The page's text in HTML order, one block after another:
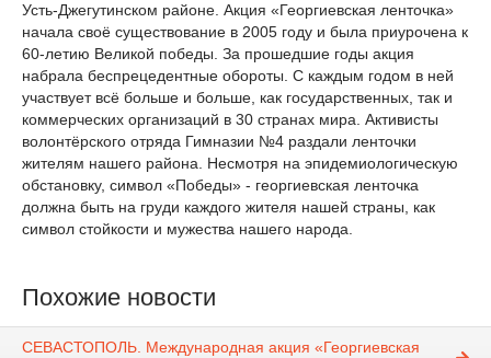
Усть-Джегутинском районе. Акция «Георгиевская ленточка»
начала своё существование в 2005 году и была приурочена к
60-летию Великой победы. За прошедшие годы акция
набрала беспрецедентные обороты. С каждым годом в ней
участвует всё больше и больше, как государственных, так и
коммерческих организаций в 30 странах мира. Активисты
волонтёрского отряда Гимназии №4 раздали ленточки
жителям нашего района. Несмотря на эпидемиологическую
обстановку, символ «Победы» - георгиевская ленточка
должна быть на груди каждого жителя нашей страны, как
символ стойкости и мужества нашего народа.
Похожие новости
СЕВАСТОПОЛЬ. Международная акция «Георгиевская